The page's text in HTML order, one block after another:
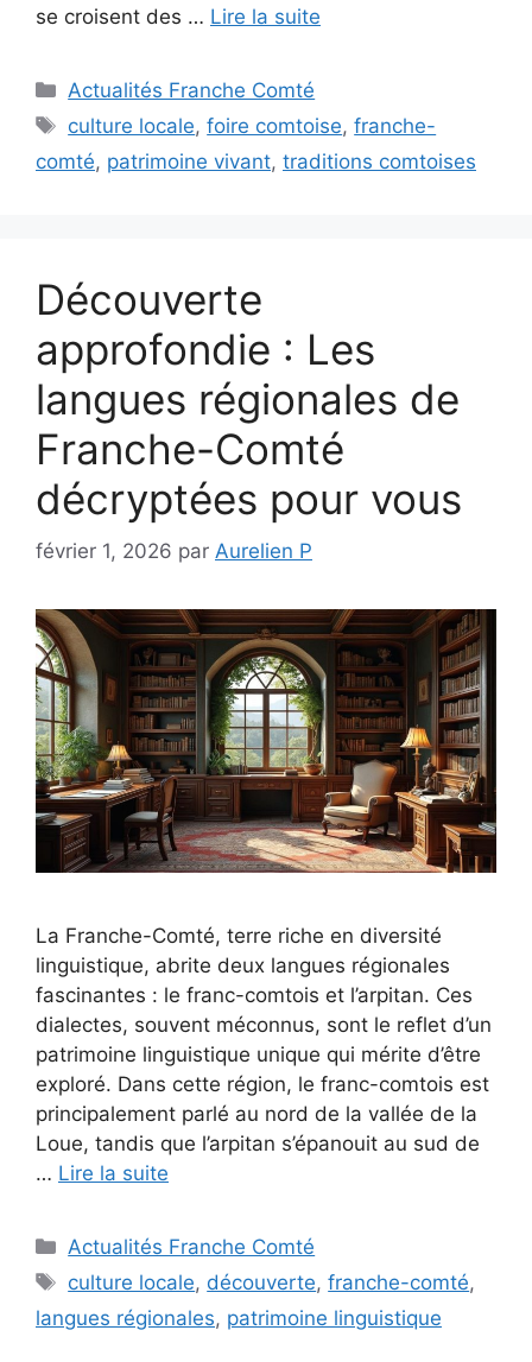
se croisent des … Lire la suite
Catégories
Actualités Franche Comté
Étiquettes
culture locale,foire comtoise,franche-
comté, patrimoine vivant, traditions comtoises
Découverte
approfondie : Les
langues régionales de
Franche-Comté
décryptées pour vous
février 1, 2026 par Aurelien P
La Franche-Comté, terre riche en diversité
linguistique, abrite deux langues régionales
fascinantes : le franc-comtois et l’arpitan. Ces
dialectes, souvent méconnus, sont le reflet d’un
patrimoine linguistique unique qui mérite d’être
exploré. Dans cette région, le franc-comtois est
principalement parlé au nord de la vallée de la
Loue, tandis que l’arpitan s’épanouit au sud de
… Lire la suite
Catégories
Actualités Franche Comté
Étiquettes
culture locale, découverte,franche-comté,
langues régionales, patrimoine linguistique